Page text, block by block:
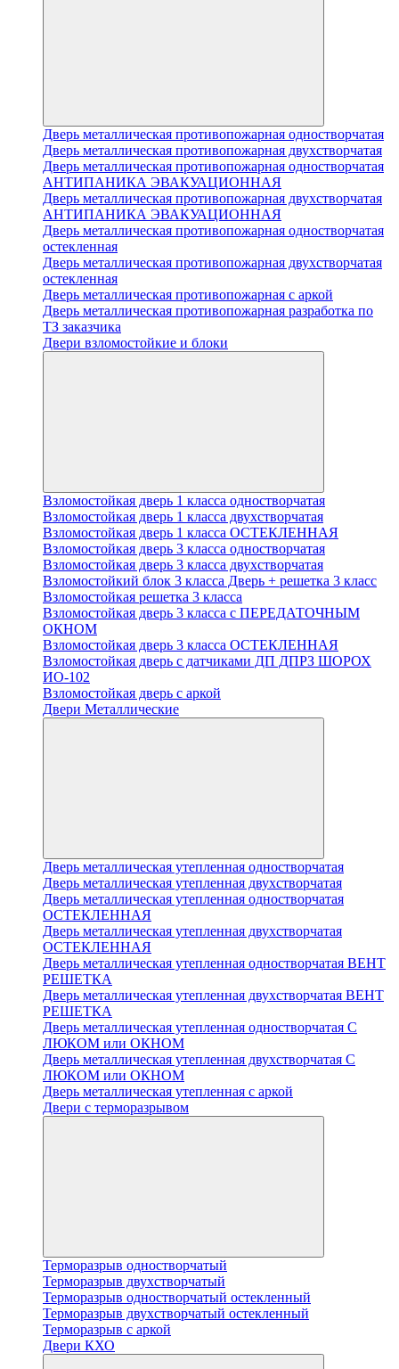
Дверь металлическая противопожарная одностворчатая
Дверь металлическая противопожарная двухстворчатая
Дверь металлическая противопожарная одностворчатая
АНТИПАНИКА ЭВАКУАЦИОННАЯ
Дверь металлическая противопожарная двухстворчатая
АНТИПАНИКА ЭВАКУАЦИОННАЯ
Дверь металлическая противопожарная одностворчатая
остекленная
Дверь металлическая противопожарная двухстворчатая
остекленная
Дверь металлическая противопожарная с аркой
Дверь металлическая противопожарная разработка по
ТЗ заказчика
Двери взломостойкие и блоки
Взломостойкая дверь 1 класса одностворчатая
Взломостойкая дверь 1 класса двухстворчатая
Взломостойкая дверь 1 класса ОСТЕКЛЕННАЯ
Взломостойкая дверь 3 класса одностворчатая
Взломостойкая дверь 3 класса двухстворчатая
Взломостойкий блок 3 класса Дверь + решетка 3 класс
Взломостойкая решетка 3 класса
Взломостойкая дверь 3 класса с ПЕРЕДАТОЧНЫМ
ОКНОМ
Взломостойкая дверь 3 класса ОСТЕКЛЕННАЯ
Взломостойкая дверь с датчиками ДП ДПРЗ ШОРОХ
ИО-102
Взломостойкая дверь с аркой
Двери Металлические
Дверь металлическая утепленная одностворчатая
Дверь металлическая утепленная двухстворчатая
Дверь металлическая утепленная одностворчатая
ОСТЕКЛЕННАЯ
Дверь металлическая утепленная двухстворчатая
ОСТЕКЛЕННАЯ
Дверь металлическая утепленная одностворчатая ВЕНТ
РЕШЕТКА
Дверь металлическая утепленная двухстворчатая ВЕНТ
РЕШЕТКА
Дверь металлическая утепленная одностворчатая С
ЛЮКОМ или ОКНОМ
Дверь металлическая утепленная двухстворчатая С
ЛЮКОМ или ОКНОМ
Дверь металлическая утепленная с аркой
Двери с терморазрывом
Терморазрыв одностворчатый
Терморазрыв двухстворчатый
Терморазрыв одностворчатый остекленный
Терморазрыв двухстворчатый остекленный
Терморазрыв с аркой
Двери КХО